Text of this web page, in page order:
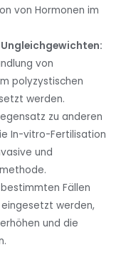
von Hormonen im
von
polyzystischen
werden.
zu anderen
In-vitro-Fertilisation
und
Fällen
werden,
und die